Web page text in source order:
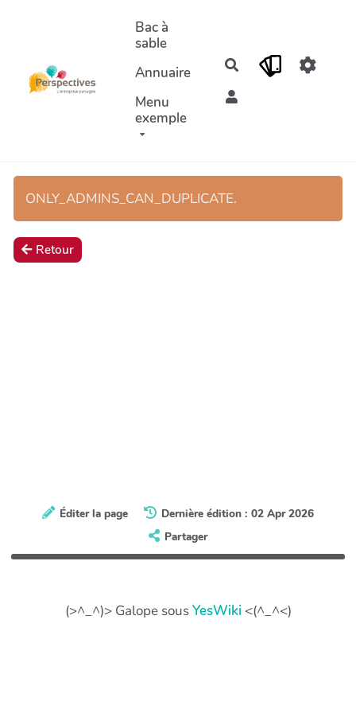
Aller au contenu principal
Bac à
sable
Annuaire
Menu
exemple
Rechercher
ONLY_ADMINS_CAN_DUPLICATE.
Retour
Éditer la page
Dernière édition : 02 Apr 2026
Partager
(>^_^)> Galope sousYesWiki <(^_^<)